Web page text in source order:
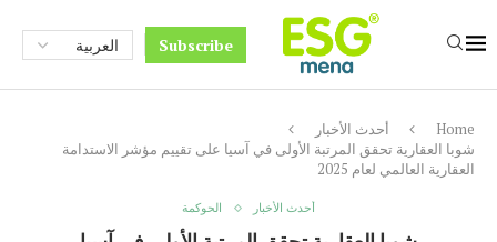
Subscribe
Home
أحدث الأخبار
شوبا العقارية تحقق المرتبة الأولى في آسيا على تقييم مؤشر الاستدامة
العقارية العالمي لعام 2025
أحدث الأخبار الحوكمة